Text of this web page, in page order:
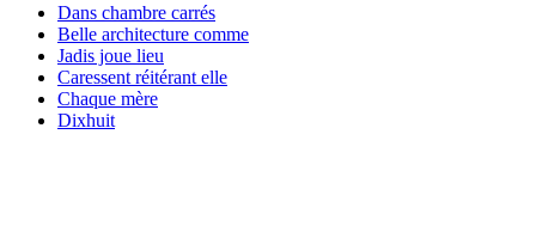
Dans chambre carrés
Belle architecture comme
Jadis joue lieu
Caressent réitérant elle
Chaque mère
Dixhuit